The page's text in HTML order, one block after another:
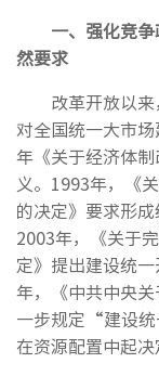
一、 强化竞
然要求
改革开放以
对全国统一大市
年《关于经济体
义。1993年，《
的决定》要求形
2003年，《关于
定》提出建设统
年，《中共中央
一步规定“建设统
在资源配置中起